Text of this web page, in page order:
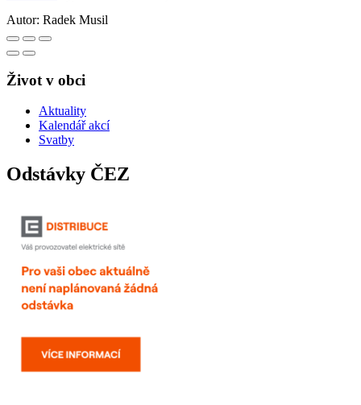
Autor: Radek Musil
Život v obci
Aktuality
Kalendář akcí
Svatby
Odstávky ČEZ